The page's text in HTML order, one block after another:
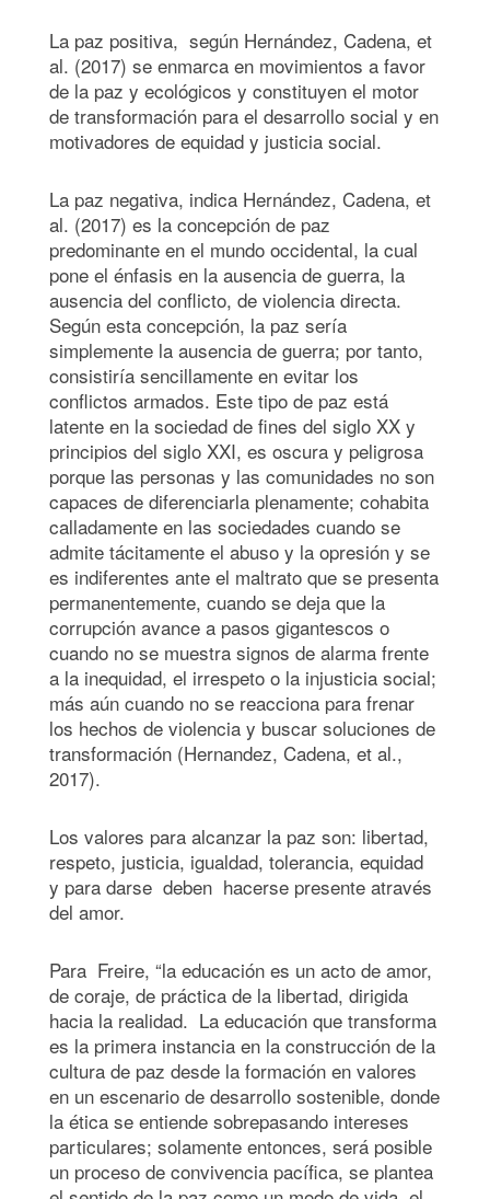
La paz positiva, según Hernández, Cadena, et
al. (2017) se enmarca en movimientos a favor
de la paz y ecológicos y constituyen el motor
de transformación para el desarrollo social y en
motivadores de equidad y justicia social.
La paz negativa, indica Hernández, Cadena, et
al. (2017) es la concepción de paz
predominante en el mundo occidental, la cual
pone el énfasis en la ausencia de guerra, la
ausencia del conflicto, de violencia directa.
Según esta concepción, la paz sería
simplemente la ausencia de guerra; por tanto,
consistiría sencillamente en evitar los
conflictos armados. Este tipo de paz está
latente en la sociedad de fines del siglo XX y
principios del siglo XXI, es oscura y peligrosa
porque las personas y las comunidades no son
capaces de diferenciarla plenamente; cohabita
calladamente en las sociedades cuando se
admite tácitamente el abuso y la opresión y se
es indiferentes ante el maltrato que se presenta
permanentemente, cuando se deja que la
corrupción avance a pasos gigantescos o
cuando no se muestra signos de alarma frente
a la inequidad, el irrespeto o la injusticia social;
más aún cuando no se reacciona para frenar
los hechos de violencia y buscar soluciones de
transformación (Hernandez, Cadena, et al.,
2017).
Los valores para alcanzar la paz son: libertad,
respeto, justicia, igualdad, tolerancia, equidad
y para darse deben hacerse presente através
del amor.
Para Freire, “la educación es un acto de amor,
de coraje, de práctica de la libertad, dirigida
hacia la realidad. La educación que transforma
es la primera instancia en la construcción de la
cultura de paz desde la formación en valores
en un escenario de desarrollo sostenible, donde
la ética se entiende sobrepasando intereses
particulares; solamente entonces, será posible
un proceso de convivencia pacífica, se plantea